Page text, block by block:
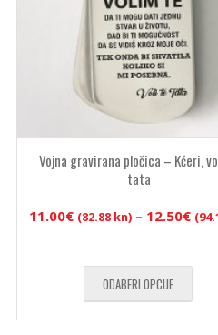
Vojna gravirana pločica – Kćeri,
tata
11.00€ (82.88 kn) – 12.50€
ODABERI OPCIJE